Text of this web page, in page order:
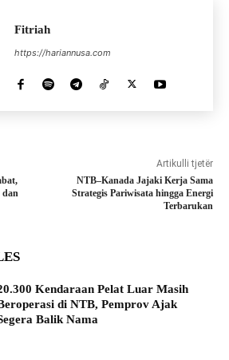
Fitriah
https://hariannusa.com
dan
Artikulli tjetër
NTB–Kanada Jajaki Kerja Sama
Strategis Pariwisata hingga Energi
Terbarukan
Kendaraan Pelat Luar Masih
di NTB, Pemprov Ajak
Balik Nama